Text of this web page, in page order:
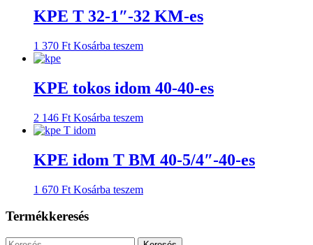
KPE T 32-1″-32 KM-es
1 370 Ft Kosárba teszem
KPE tokos idom 40-40-es
2 146 Ft Kosárba teszem
KPE idom T BM 40-5/4″-40-es
1 670 Ft Kosárba teszem
Termékkeresés
Keresés: